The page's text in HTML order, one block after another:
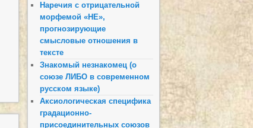
Наречия с отрицательной
морфемой «НЕ»,
прогнозирующие
смысловые отношения в
тексте
Знакомый незнакомец (о
союзе ЛИБО в современном
русском языке)
Аксиологическая специфика
градационно-
присоединительных союзов